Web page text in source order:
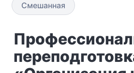
Смешанная